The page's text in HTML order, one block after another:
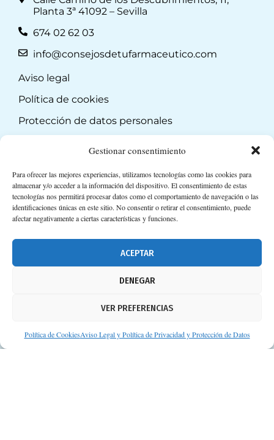
Gestionar consentimiento
Para ofrecer las mejores experiencias, utilizamos tecnologías como las cookies para
almacenar y/o acceder a la información del dispositivo. El consentimiento de estas
tecnologías nos permitirá procesar datos como el comportamiento de navegación o las
identificaciones únicas en este sitio. No consentir o retirar el consentimiento, puede
afectar negativamente a ciertas características y funciones.
ACEPTAR
DENEGAR
VER PREFERENCIAS
Política de CookiesAviso Legal y Política de Privacidad y Protección de Datos
Planta 3ª 41092 – Sevilla
674 02 62 03
info@consejosdetufarmaceutico.com
Aviso legal
Política de cookies
Protección de datos personales